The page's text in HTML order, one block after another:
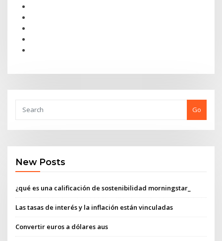
Go
New Posts
¿qué es una calificación de sostenibilidad morningstar_
Las tasas de interés y la inflación están vinculadas
Convertir euros a dólares aus